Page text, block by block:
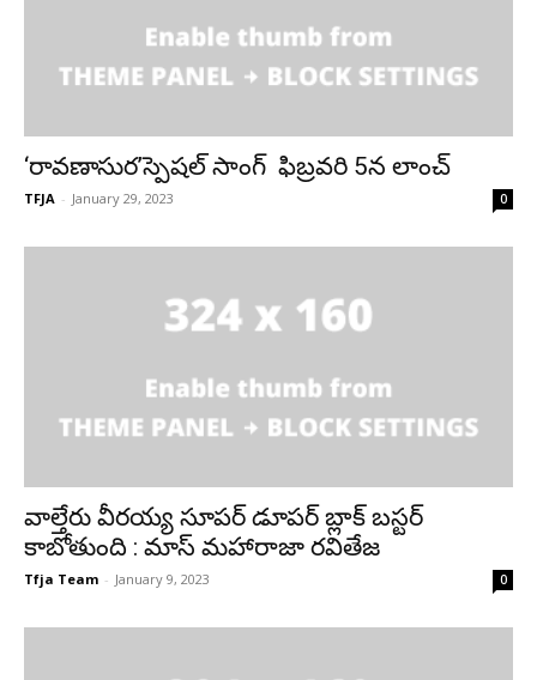
‘రావణాసుర’స్పెషల్ సాంగ్ ఫిబ్రవరి 5న లాంచ్
TFJA - January 29, 2023 0
వాల్తేరు వీరయ్య సూపర్ డూపర్ బ్లాక్ బస్టర్
కాబోతుంది : మాస్ మహారాజా రవితేజ
Tfja Team - January 9, 2023 0